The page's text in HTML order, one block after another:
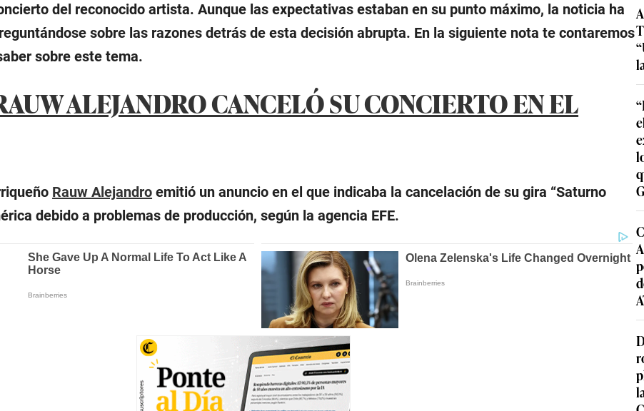
del reconocido artista. Aunque las expectativas estaban en su punto máximo, la noticia ha
sobre las razones detrás de esta decisión abrupta. En la siguiente nota te contaremos
sobre este tema.
ALEJANDRO CANCELÓ SU CONCIERTO EN EL
Rauw Alejandro emitió un anuncio en el que indicaba la cancelación de su gira “Saturno
debido a problemas de producción, según la agencia EFE.